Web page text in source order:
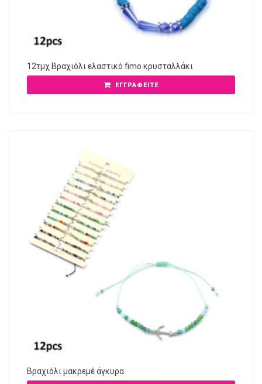
12τμχ Βραχιόλι ελαστικό fimo κρυσταλλάκι
ΕΓΓΡΑΦΕΊΤΕ
Βραχιόλι μακρεμέ άγκυρα